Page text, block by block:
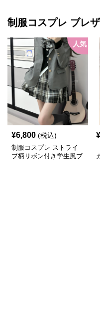
制服コスプレ ブレ
人気
¥6,800 (税込)
制服コスプレ ストライ
プ柄リボン付き学生風ブ
¥